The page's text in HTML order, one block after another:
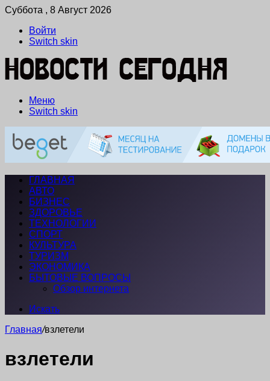
Суббота , 8 Август 2026
Войти
Switch skin
Меню
Switch skin
ГЛАВНАЯ
АВТО
БИЗНЕС
ЗДОРОВЬЕ
ТЕХНОЛОГИИ
СПОРТ
КУЛЬТУРА
ТУРИЗМ
ЭКОНОМИКА
БЫТОВЫЕ ВОПРОСЫ
Обзор интернета
Искать
Главная/взлетели
взлетели